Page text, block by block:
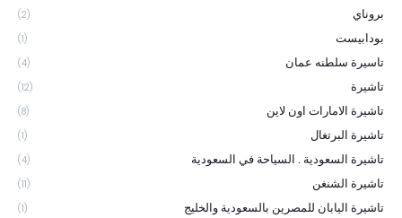
بروناي (2)
بودابيست (1)
تاسيرة سلطنه عمان (4)
تاشيرة (12)
تاشيرة الامارات اون لاين (8)
تاشيرة البرتغال (1)
تاشيرة السعودية . السياحة في السعودية (4)
تاشيرة الشنغن (11)
تاشيرة اليابان للمصرين بالسعودية والخليج (1)